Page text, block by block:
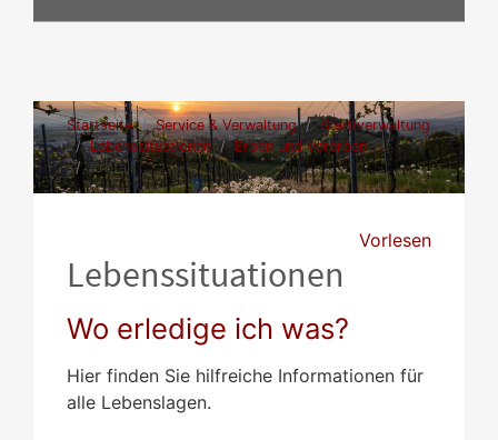
Startseite Service & Verwaltung
Stadtverwaltung
Lebenssituationen
Erben und Vererben
Erbfall
Vorlesen
Lebenssituationen
Wo erledige ich was?
Hier finden Sie hilfreiche Informationen für
alle Lebenslagen.